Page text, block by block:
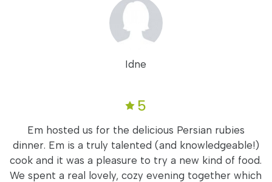
Idne
5
Em hosted us for the delicious Persian rubies
dinner. Em is a truly talented (and knowledgeable!)
cook and it was a pleasure to try a new kind of food.
We spent a real lovely, cozy evening together which